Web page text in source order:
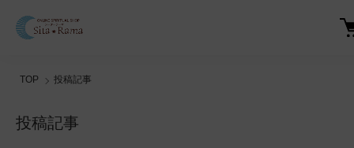
TOP 投稿記事
投稿記事